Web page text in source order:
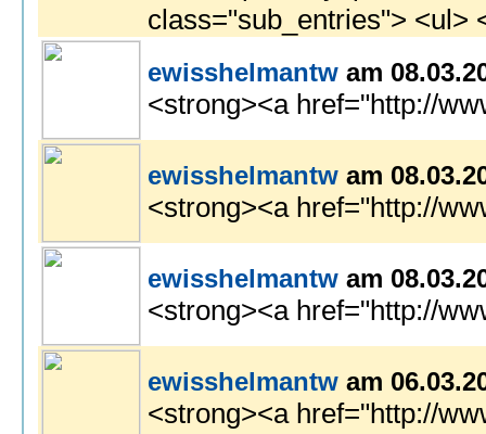
ewisshelmantw am
<strong><a href="http://
ewisshelmantw am
<strong><a href="http://
ewisshelmantw am
<strong><a href="http://
ewisshelmantw am
<strong><a href="http://